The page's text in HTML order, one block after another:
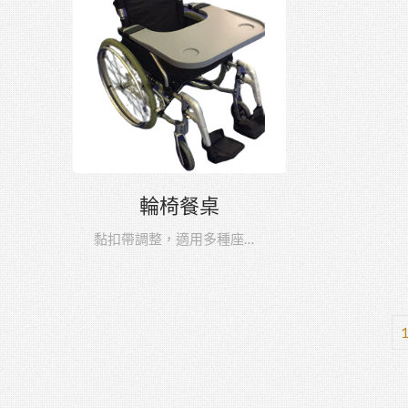
輪椅餐桌
黏扣帶調整，適用多種座寬輪椅